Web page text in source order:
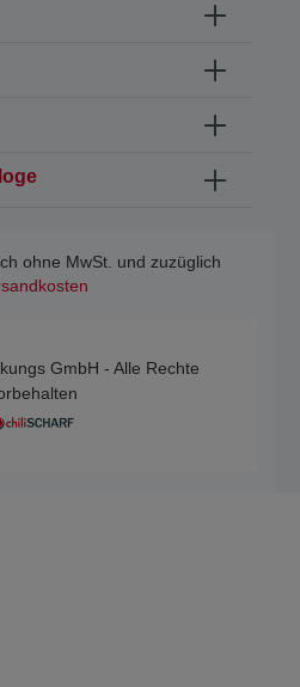
ohne MwSt. und zuzüglich
GmbH - Alle Rechte